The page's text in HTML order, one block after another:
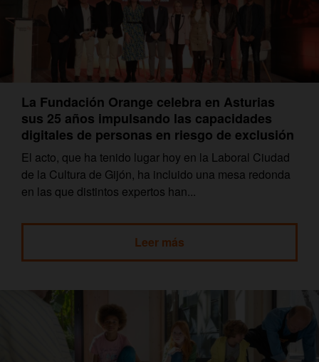
La Fundación Orange celebra en Asturias
sus 25 años impulsando las capacidades
digitales de personas en riesgo de exclusión
El acto, que ha tenido lugar hoy en la Laboral Ciudad
de la Cultura de Gijón, ha incluido una mesa redonda
en las que distintos expertos han...
Leer más